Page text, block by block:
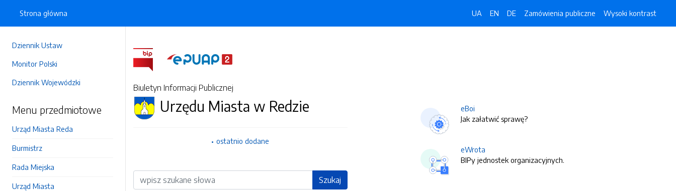
Dziennik Ustaw
Monitor Polski
Dziennik Wojewódzki
Menu przedmiotowe
Urząd Miasta Reda
Burmistrz
Rada Miejska
Urząd Miasta
Strona główna UA EN DE Zamówienia publiczne Wysoki kontrast
Biuletyn Informacji Publicznej
Urzędu Miasta w Redzie
ostatnio dodane
Wyszukiwarka Szukaj
eBoi
Jak załatwić sprawę?
eWrota
BIPy jednostek organizacyjnych.